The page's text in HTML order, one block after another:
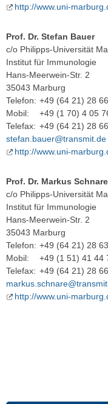
http://www.uni-
Prof. Dr. Stefan Bauer
c/o Philipps-Universität
Institut für Immunologie
Hans-Meerwein-Str. 2
35043 Marburg
Telefon: +49 (64 21) 28
Mobil:
+49 (1 70) 4 05
Telefax: +49 (64 21) 28
stefan.bauer@transmit.de
http://www.uni-
Prof. Dr. Markus Schnare
c/o Philipps-Universität
Institut für Immunologie
Hans-Meerwein-Str. 2
35043 Marburg
Telefon: +49 (64 21) 28
Mobil:
+49 (1 51) 41 44
Telefax: +49 (64 21) 28
http://www.uni-